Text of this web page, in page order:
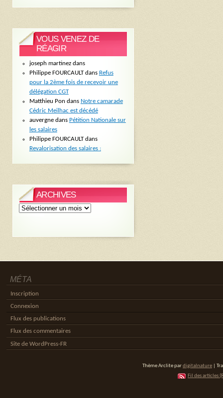
VOUS VENEZ DE
RÉAGIR
joseph martinezdans
Philippe FOURCAULTdans Refus
pour la 2ème fois de recevoir une
délégation CGT
Matthieu Pon dans Notre camarade
Cédric Meilhac est décédé
auvergnedans Pétition Nationale sur
les salaires
Philippe FOURCAULTdans
Revalorisation des salaires :
ARCHIVES
Archives
MÉTA
Inscription
Connexion
Flux des publications
Flux des commentaires
Site de WordPress-FR
Thème Arclite pardigitalnature |
Fil des articles